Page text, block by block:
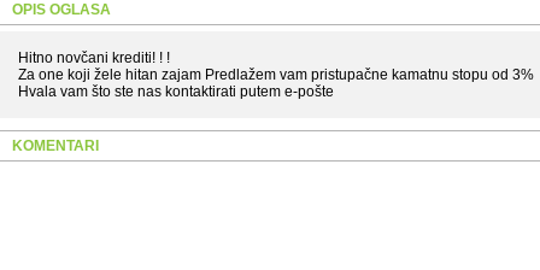
OPIS OGLASA
Hitno novčani krediti! ! !
Za one koji žele hitan zajam Predlažem vam pristupačne kamatnu stopu od 3%
Hvala vam što ste nas kontaktirati putem e-pošte
KOMENTARI